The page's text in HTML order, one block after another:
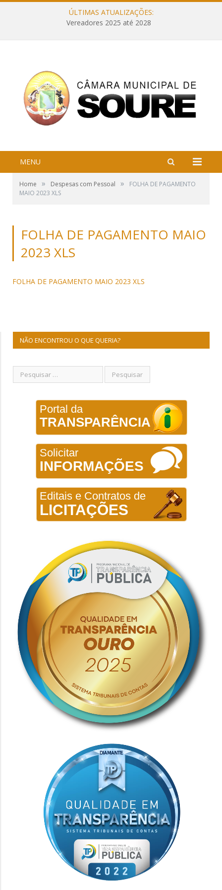
ÚLTIMAS ATUALIZAÇÕES:
Vereadores 2025 até 2028
MENU
Home » Despesas com Pessoal »
FOLHA DE PAGAMENTO
MAIO 2023 XLS
FOLHA DE PAGAMENTO MAIO
2023 XLS
FOLHA DE PAGAMENTO MAIO 2023 XLS
NÃO ENCONTROU O QUE QUERIA?
Portal da
TRANSPARÊNCIA
Solicitar
INFORMAÇÕES
Editais e Contratos de
LICITAÇÕES